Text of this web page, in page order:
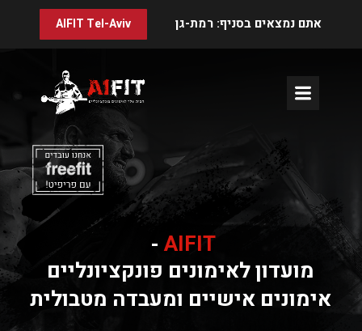
- AIFIT
AIFIT Tel-Aviv אתם נמצאים בסניף: רמת-גן
אימונים אישיים ומעבדה מטבולית
מועדון לאימונים פונקציונליים